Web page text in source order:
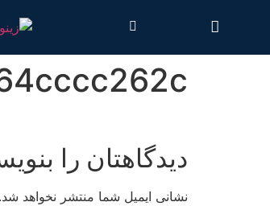
دیدگاهتان را
نشانی ایمیل شما منتشر نخواهد شد.